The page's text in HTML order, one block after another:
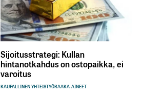
Sijoitusstrategi: Kullan
hintanotkahdus on ostopaikka, ei
varoitus
KAUPALLINEN YHTEISTYÖRAAKA-AINEET